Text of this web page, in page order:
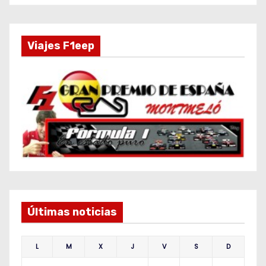
Viajes F1eep
Últimas noticias
L M X J V S D